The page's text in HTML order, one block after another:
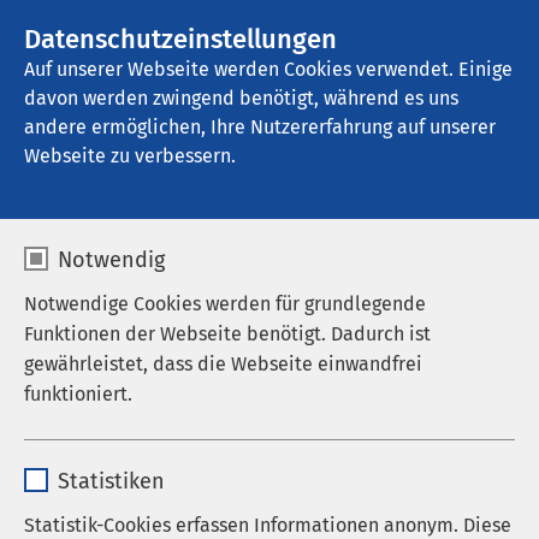
Datenschutzeinstellungen
Auf unserer Webseite werden Cookies verwendet. Einige
davon werden zwingend benötigt, während es uns
andere ermöglichen, Ihre Nutzererfahrung auf unserer
Webseite zu verbessern.
Notwendig
Notwendige Cookies werden für grundlegende
Funktionen der Webseite benötigt. Dadurch ist
gewährleistet, dass die Webseite einwandfrei
funktioniert.
Anbieter sgalinski
Statistiken
Statistik-Cookies erfassen Informationen anonym. Diese
AMEOS Poliklinikum Ueckermünde
Praxis für Innere Medizin
In unserer Praxis für Innere Medizin erhalten Sie
medizinische Behandlungen von unseren
Pirkos. Unsere Praxis ist eine Außenstelle des
AMEOS Poliklinikums Ueckermünde. Sie finden uns
Ravensteinstraße 23 in Ueckermünde.